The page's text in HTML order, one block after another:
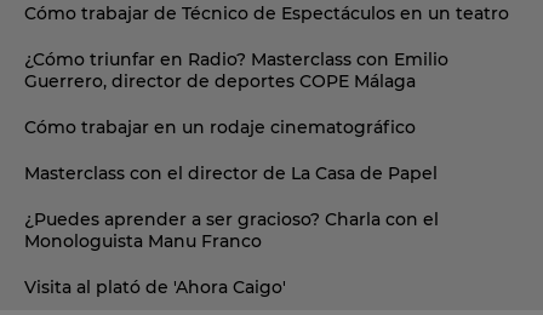
Cómo trabajar de Técnico de Espectáculos en un teatro
¿Cómo triunfar en Radio? Masterclass con Emilio
Guerrero, director de deportes COPE Málaga
Cómo trabajar en un rodaje cinematográfico
Masterclass con el director de La Casa de Papel
¿Puedes aprender a ser gracioso? Charla con el
Monologuista Manu Franco
Visita al plató de 'Ahora Caigo'